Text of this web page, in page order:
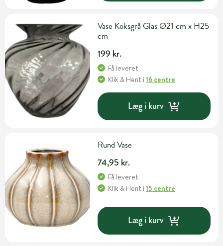
Vase Koksgrå Glas Ø21 cm x H25
cm
199 kr.
Få leveret
Klik & Hent i16 centre
Læg i kurv
Rund Vase
74,95 kr.
Få leveret
Klik & Hent i15 centre
Læg i kurv